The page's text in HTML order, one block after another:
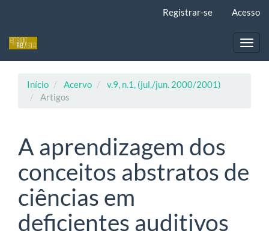
principal
Registrar-se Acesso
Início Acervo
v.9, n.1, (jul./jun. 2000/2001)
Artigos
A aprendizagem dos
conceitos abstratos de
ciências em
deficientes auditivos